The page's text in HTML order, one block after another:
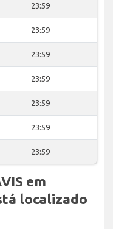
23:59
23:59
23:59
23:59
23:59
23:59
23:59
em
localizado